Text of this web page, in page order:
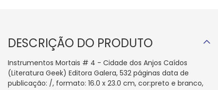
DESCRIÇÃO DO PRODUTO
Instrumentos Mortais # 4 - Cidade dos Anjos Caídos
(Literatura Geek) Editora Galera, 532 páginas data de
publicação: /, formato: 16.0 x 23.0 cm, cor:preto e branco,